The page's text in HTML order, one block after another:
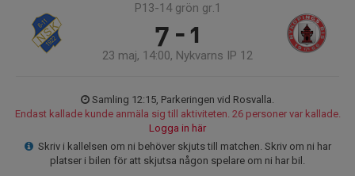
P13-14 grön gr.1
7 - 1
23 maj, 14:00, Nykvarns IP 12
Samling 12:15, Parkeringen vid Rosvalla.
Endast kallade kunde anmäla sig till aktiviteten. 26 personer var kallade.
Logga in här
Skriv i kallelsen om ni behöver skjuts till matchen. Skriv om ni har
platser i bilen för att skjutsa någon spelare om ni har bil.